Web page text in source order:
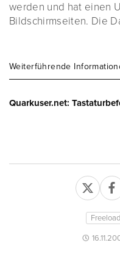
werden und hat einen
Bildschirmseiten. Die
Weiterführende
Quarkuser.net: